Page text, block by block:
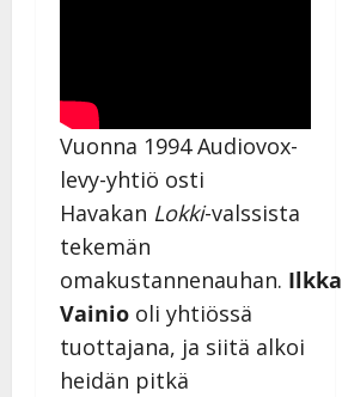
Vuonna 1994 Audiovox-
levy-yhtiö osti
Havakan Lokki-valssista
tekemän
omakustannenauhan. Ilkka
Vainio oli yhtiössä
tuottajana, ja siitä alkoi
heidän pitkä